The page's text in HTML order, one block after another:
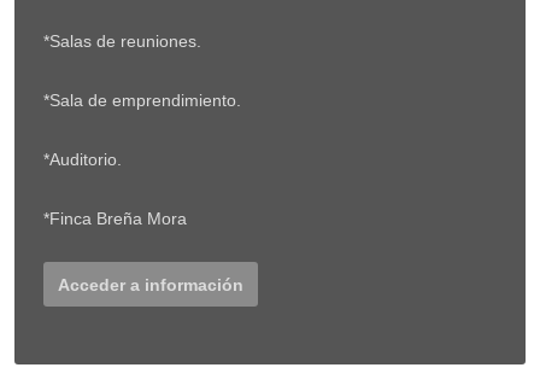
*Salas de reuniones.
*Sala de emprendimiento.
*Auditorio.
*Finca Breña Mora
Acceder a información